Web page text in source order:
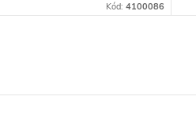
Kód: 4100086